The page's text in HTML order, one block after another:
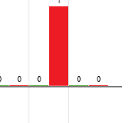
0 0 0 0